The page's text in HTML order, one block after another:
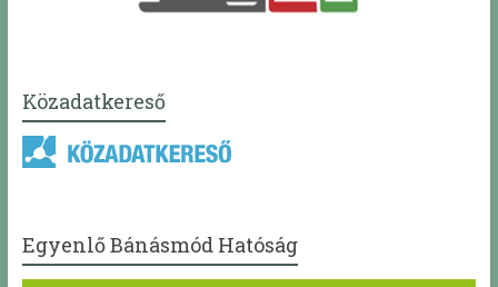
Közadatkereső
Egyenlő Bánásmód Hatóság